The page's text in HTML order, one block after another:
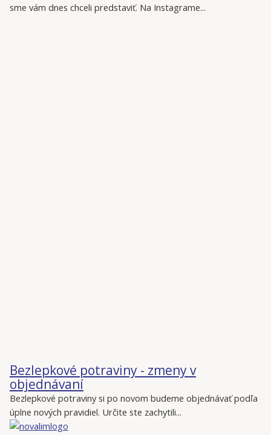
sme vám dnes chceli predstaviť. Na Instagrame...
Bezlepkové potraviny - zmeny v
objednávaní
Bezlepkové potraviny si po novom budeme objednávať podľa
úplne nových pravidiel. Určite ste zachytili...